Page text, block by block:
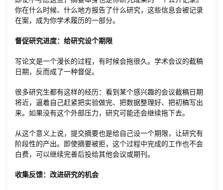
你在什么时候、什么地方报告了什么研究，这些信息会被记录
在案，成为你学术履历的一部分。
督促研究进度：给研究设个期限
写论文是一个漫长的过程，有时候会拖很久。学术会议的截稿
日期，反而成了一种督促。
很多研究生都有这样的经历：看到某个感兴趣的会议截稿日期
将近，逼着自己赶紧把实验做完、把数据整理好、把初稿写出
来。如果没有这个外部压力，研究可能还会继续拖下去。
从这个意义上说，提交摘要也是给自己设一个期限，让研究有
阶段性的产出。即使摘要被拒，这个过程中完成的工作也不会
白费，可以继续完善后投给其他会议或期刊。
收集反馈：改进研究的机会